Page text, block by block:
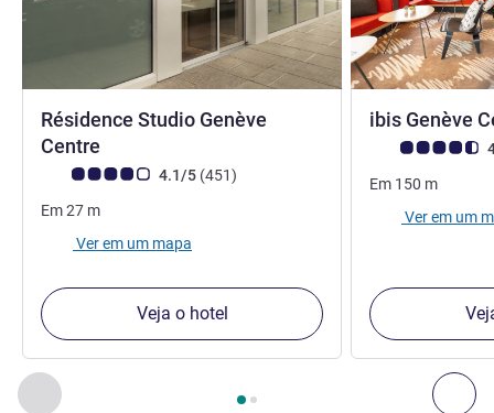
Anterior - Os nossos outros estabelecimentos nas
Página , Os nossos outros estabelecimentos nas
Résidence Studio Genève
Centre
Nota clientes Avis (Classificação ALL)
4.1/5 (451comentários
)
Em27 m
Ver em um mapa
Veja o hotel
ibis Genève
Nota clientes
Em 150 m
Ver em um